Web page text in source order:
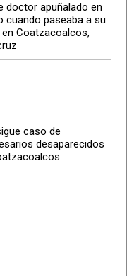
doctor apuñalado en
cuando paseaba a su
Coatzacoalcos,
caso de
desaparecidos